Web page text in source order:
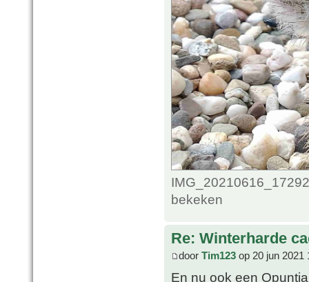
bekeken
Re: Winterharde
door Tim123 op 20 jun 2021
En nu ook een